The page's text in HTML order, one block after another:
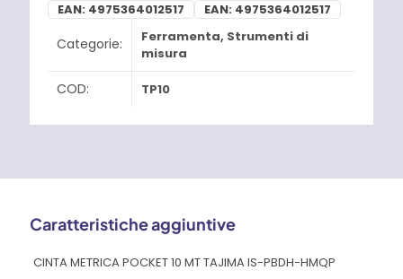
EAN: 4975364012517 EAN: 4975364012517
Categorie: Ferramenta, Strumenti di
misura
COD: TP10
Caratteristiche aggiuntive
CINTA METRICA POCKET 10 MT TAJIMA IS-PBDH-HMQP